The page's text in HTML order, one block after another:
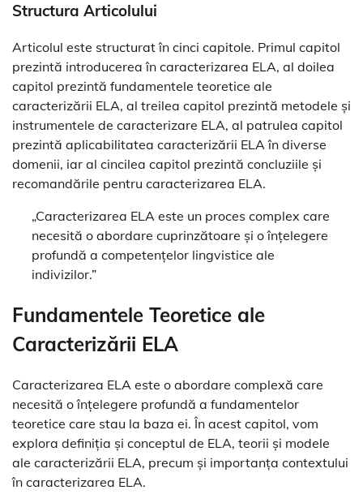
Structura Articolului
Articolul este structurat în cinci capitole. Primul capitol
prezintă introducerea în caracterizarea ELA, al doilea
capitol prezintă fundamentele teoretice ale
caracterizării ELA, al treilea capitol prezintă metodele și
instrumentele de caracterizare ELA, al patrulea capitol
prezintă aplicabilitatea caracterizării ELA în diverse
domenii, iar al cincilea capitol prezintă concluziile și
recomandările pentru caracterizarea ELA.
„Caracterizarea ELA este un proces complex care
necesită o abordare cuprinzătoare și o înțelegere
profundă a competențelor lingvistice ale
indivizilor.”
Fundamentele Teoretice ale
Caracterizării ELA
Caracterizarea ELA este o abordare complexă care
necesită o înțelegere profundă a fundamentelor
teoretice care stau la baza ei. În acest capitol, vom
explora definiția și conceptul de ELA, teorii și modele
ale caracterizării ELA, precum și importanța contextului
în caracterizarea ELA.